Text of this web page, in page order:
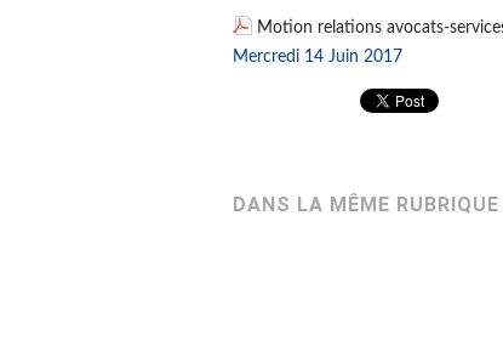
Motion relations avocats-
Mercredi 14 Juin 2017
DANS LA MÊME RUBRIQUE